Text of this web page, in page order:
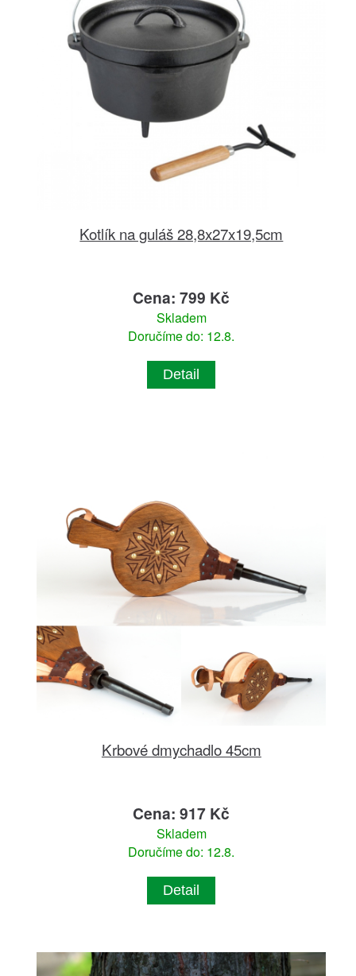
Kotlík na guláš 28,8x27x19,5cm
Cena: 799 Kč
Skladem
Doručíme do: 12.8.
Detail
Krbové dmychadlo 45cm
Cena: 917 Kč
Skladem
Doručíme do: 12.8.
Detail